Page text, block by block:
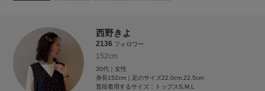
西野きよ
2136 フォロワー
152cm
30代｜女性
身長152cm｜足のサイズ22.0cm,22.5cm
普段着用するサイズ：
トップスS,M,L